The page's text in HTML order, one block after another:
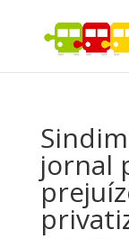
jornal